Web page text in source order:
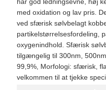
har god ledningsevne, høj
med oxidation og lav pris.
ved sfærisk sølvbelagt
partikelstørrelsesfordeling,
oxygenindhold. Sfærisk
tilgængelig til 300nm,
99,9%, Morfologi: sfærisk,
velkommen til at tjekke